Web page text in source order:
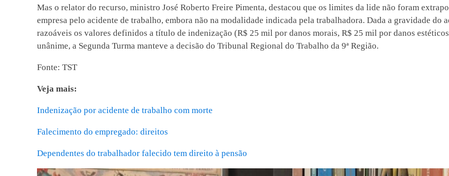
Mas o relator do recurso, ministro José Roberto Freire Pimenta, destacou que os limites da lide não foram
empresa pelo acidente de trabalho, embora não na modalidade indicada pela trabalhadora. Dada a gravidade do
razoáveis os valores definidos a título de indenização (R$ 25 mil por danos morais, R$ 25 mil por danos
unânime, a Segunda Turma manteve a decisão do Tribunal Regional do Trabalho da 9ª Região.
Fonte: TST
Veja mais:
Indenização por acidente de trabalho com morte
Falecimento do empregado: direitos
Dependentes do trabalhador falecido tem direito à pensão